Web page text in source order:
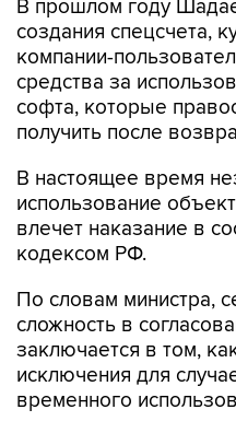
В прошлом году
создания спецсчета,
компании-
средства за
софта, которые
получить после
В настоящее время
использование
влечет наказание в
кодексом РФ.
По словам министра,
сложность в
заключается в том,
исключения для
временного